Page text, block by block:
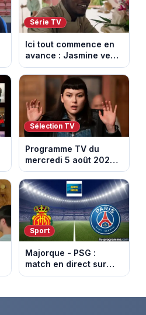
Série TV
Ici tout commence en
avance : Jasmine veut
retenir Louis. Episode
du 6 août 2026
(spoiler)
Sélection TV
Programme TV du
mercredi 5 août 2026 :
notre sélection pour
votre soirée télé
Sport
Majorque - PSG :
match en direct sur
beIN Sports 1 à 21h00
2026)